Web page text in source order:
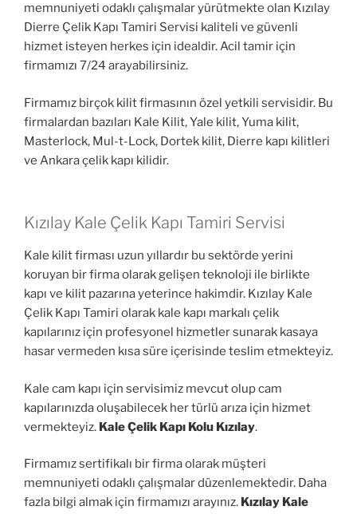
memnuniyeti odaklı çalışmalar yürütmekte olan Kızılay
Dierre Çelik Kapı Tamiri Servisi kaliteli ve güvenli
hizmet isteyen herkes için idealdir. Acil tamir için
firmamızı 7/24 arayabilirsiniz.
Firmamız birçok kilit firmasının özel yetkili servisidir. Bu
firmalardan bazıları Kale Kilit, Yale kilit, Yuma kilit,
Masterlock, Mul-t-Lock, Dortek kilit, Dierre kapı kilitleri
ve Ankara çelik kapı kilidir.
Kızılay Kale Çelik Kapı Tamiri Servisi
Kale kilit firması uzun yıllardır bu sektörde yerini
koruyan bir firma olarak gelişen teknoloji ile birlikte
kapı ve kilit pazarına yeterince hakimdir. Kızılay Kale
Çelik Kapı Tamiri olarak kale kapı markalı çelik
kapılarınız için profesyonel hizmetler sunarak kasaya
hasar vermeden kısa süre içerisinde teslim etmekteyiz.
Kale cam kapı için servisimiz mevcut olup cam
kapılarınızda oluşabilecek her türlü arıza için hizmet
vermekteyiz. Kale Çelik Kapı Kolu Kızılay.
Firmamız sertifikalı bir firma olarak müşteri
memnuniyeti odaklı çalışmalar düzenlemektedir. Daha
fazla bilgi almak için firmamızı arayınız. Kızılay Kale